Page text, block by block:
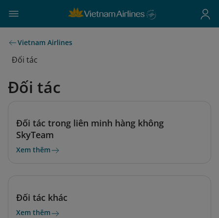
Vietnam Airlines
Đối tác
Đối tác
Đối tác trong liên minh hàng không
SkyTeam
Xem thêm
Đối tác khác
Xem thêm